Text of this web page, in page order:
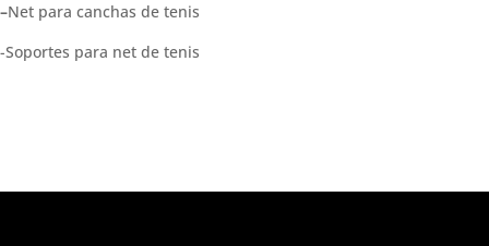
–Net para canchas de tenis
-Soportes para net de tenis